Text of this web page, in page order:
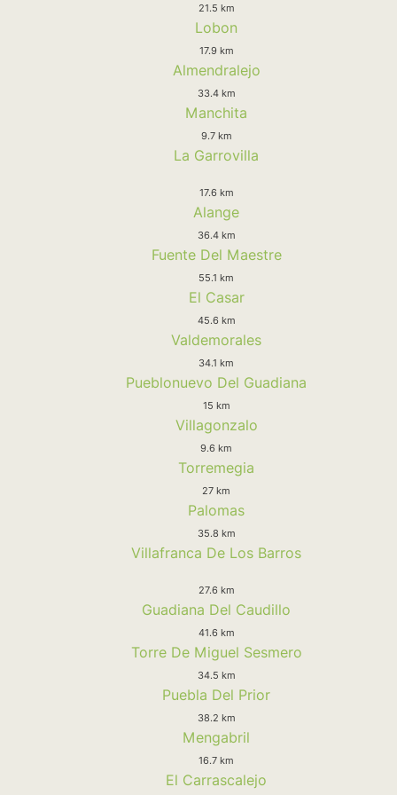
21.5 km
Lobon
17.9 km
Almendralejo
33.4 km
Manchita
9.7 km
La Garrovilla
17.6 km
Alange
36.4 km
Fuente Del Maestre
55.1 km
El Casar
45.6 km
Valdemorales
34.1 km
Pueblonuevo Del Guadiana
15 km
Villagonzalo
9.6 km
Torremegia
27 km
Palomas
35.8 km
Villafranca De Los Barros
27.6 km
Guadiana Del Caudillo
41.6 km
Torre De Miguel Sesmero
34.5 km
Puebla Del Prior
38.2 km
Mengabril
16.7 km
El Carrascalejo